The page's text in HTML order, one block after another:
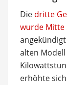
Die dritte
wurde Mitte
alten
erhöhte